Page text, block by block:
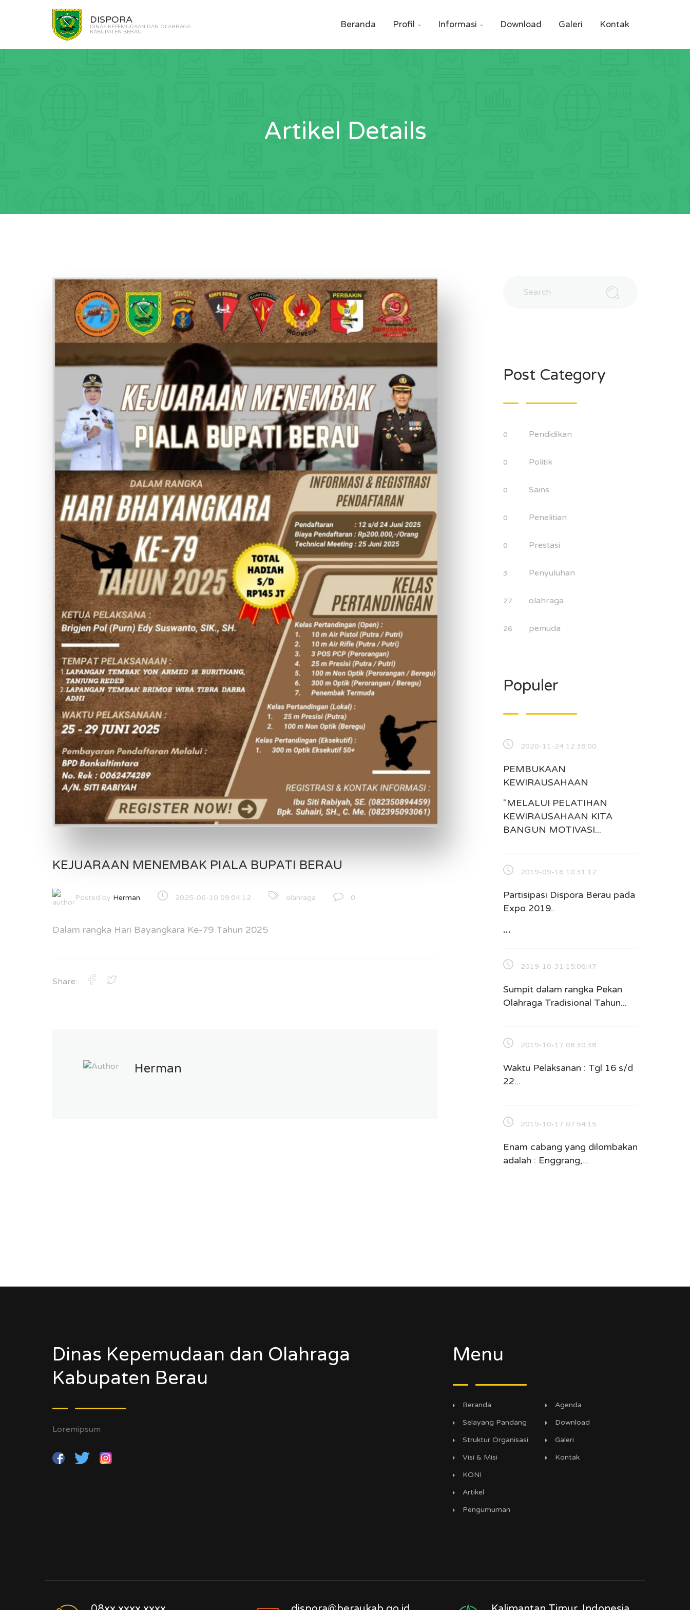
DISPORA
DINAS KEPEMUDAAN DAN OLAHRAGA
KABUPATEN BERAU
Beranda Profil  Informasi  Download Galeri Kontak
Artikel Details
KEJUARAAN MENEMBAK PIALA BUPATI BERAU
Posted by Herman 2025-06-10 09:04:12 olahraga 0
Dalam rangka Hari Bayangkara Ke-79 Tahun 2025
Share:
Herman
Post Category
0 Pendidikan
0 Politik
0 Sains
0 Penelitian
0 Prestasi
3 Penyuluhan
27 olahraga
26 pemuda
Populer
2020-11-24 12:38:00
PEMBUKAAN
KEWIRAUSAHAAN
"MELALUI PELATIHAN
KEWIRAUSAHAAN KITA
BANGUN MOTIVASI...
2019-09-16 10:31:12
Partisipasi Dispora Berau pada
Expo 2019..
...
2019-10-31 15:06:47
Sumpit dalam rangka Pekan
Olahraga Tradisional Tahun...
2019-10-17 08:30:38
Waktu Pelaksanan : Tgl 16 s/d
22...
2019-10-17 07:54:15
Enam cabang yang dilombakan
adalah : Enggrang,...
Dinas Kepemudaan dan Olahraga
Kabupaten Berau
Loremipsum
Menu
Beranda
Selayang Pandang
Struktur Organisasi
Visi & Misi
KONI
Artikel
Pengumuman
Agenda
Download
Galeri
Kontak